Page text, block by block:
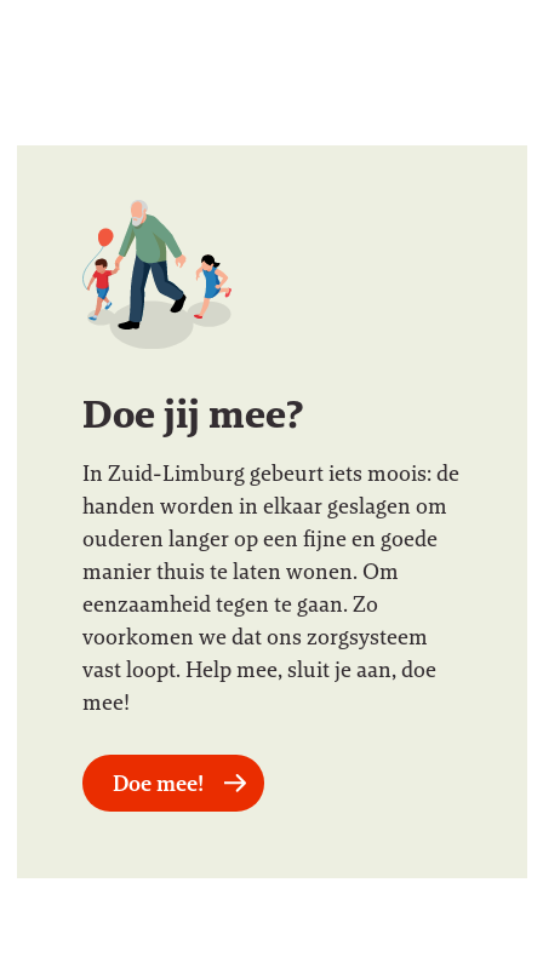
Doe jij mee?
In Zuid-Limburg gebeurt iets moois: de
handen worden in elkaar geslagen om
ouderen langer op een fijne en goede
manier thuis te laten wonen. Om
eenzaamheid tegen te gaan. Zo
voorkomen we dat ons zorgsysteem
vast loopt. Help mee, sluit je aan, doe
mee!
Doe mee!